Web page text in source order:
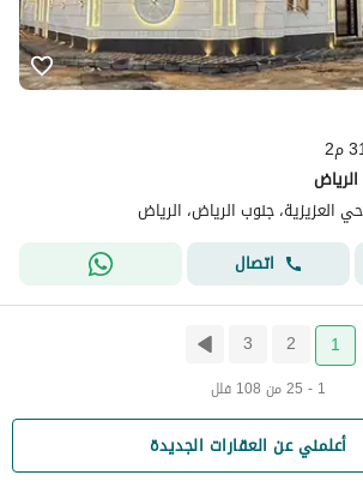
الرياض
العزيزية، جنوب الرياض، الرياض
اتصال
1
2
3
1 - 25 من 108 فلل
أعلمني عن العقارات الجديدة